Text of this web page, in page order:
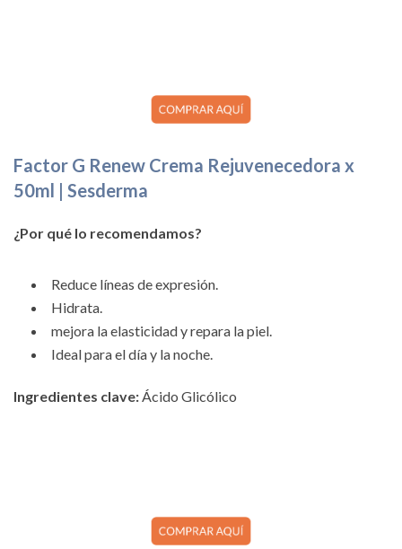
Factor G Renew Crema Rejuvenecedora x
50ml | Sesderma
¿Por qué lo recomendamos?
Reduce líneas de expresión.
Hidrata.
mejora la elasticidad y repara la piel.
Ideal para el día y la noche.
Ingredientes clave: Ácido Glicólico